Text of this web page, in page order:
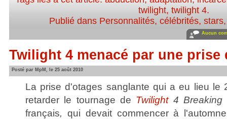
twilight, twilight 4.
Publié dans Personnalités, célébrités, stars
Aucun
Twilight 4 menacé par une prise
Posté par MpM, le 25 août 2010
La prise d'otages sanglante qui a eu lieu le
retarder le tournage de Twilight4 Breaking
français, qui devait commencer à